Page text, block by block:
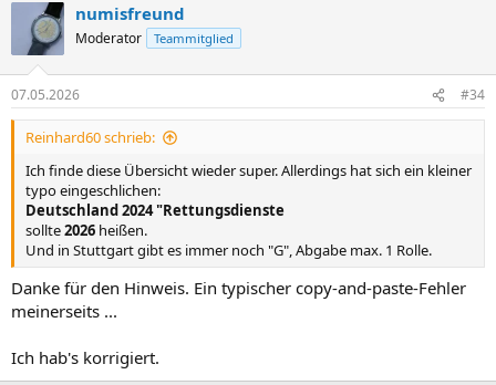
e
n
numisfreund
Moderator Teammitglied
07.05.2026 #34
Reinhard60 schrieb:
Ich finde diese Übersicht wieder super. Allerdings hat sich ein kleiner
typo eingeschlichen:
Deutschland 2024 "Rettungsdienste
sollte2026 heißen.
Und in Stuttgart gibt es immer noch "G", Abgabe max. 1 Rolle.
Danke für den Hinweis. Ein typischer copy-and-paste-Fehler
meinerseits ...
Ich hab's korrigiert.